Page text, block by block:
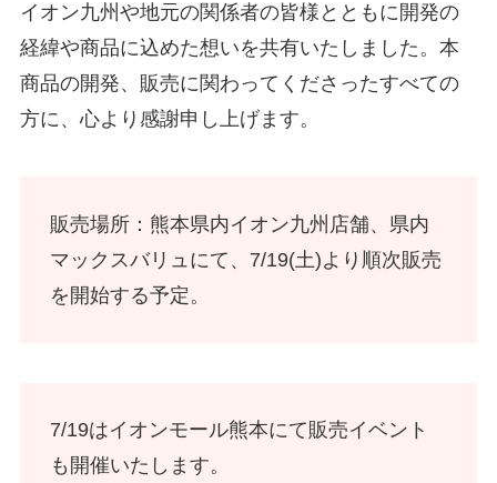
イオン九州や地元の関係者の皆様とともに開発の
経緯や商品に込めた想いを共有いたしました。本
商品の開発、販売に関わってくださったすべての
方に、心より感謝申し上げます。
販売場所：熊本県内イオン九州店舗、県内
マックスバリュにて、7/19(土)より順次販売
を開始する予定。
7/19はイオンモール熊本にて販売イベント
も開催いたします。